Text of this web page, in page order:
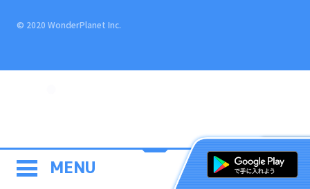
MENU
© 2020 WonderPlanet Inc.